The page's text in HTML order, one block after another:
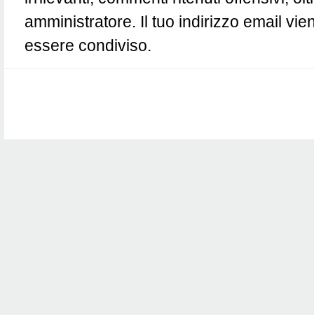
amministratore. Il tuo indirizzo email
essere condiviso.